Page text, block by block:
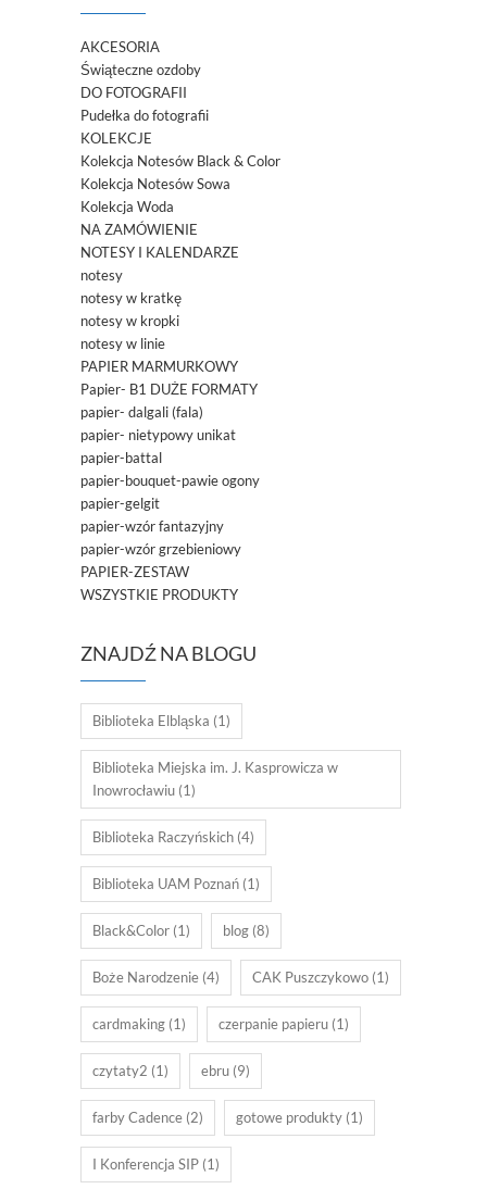
AKCESORIA
Świąteczne ozdoby
DO FOTOGRAFII
Pudełka do fotografii
KOLEKCJE
Kolekcja Notesów Black & Color
Kolekcja Notesów Sowa
Kolekcja Woda
NA ZAMÓWIENIE
NOTESY I KALENDARZE
notesy
notesy w kratkę
notesy w kropki
notesy w linie
PAPIER MARMURKOWY
Papier- B1 DUŻE FORMATY
papier- dalgali (fala)
papier- nietypowy unikat
papier-battal
papier-bouquet-pawie ogony
papier-gelgit
papier-wzór fantazyjny
papier-wzór grzebieniowy
PAPIER-ZESTAW
WSZYSTKIE PRODUKTY
ZNAJDŹ NA BLOGU
Biblioteka Elbląska (1)
Biblioteka Miejska im. J. Kasprowicza w
Inowrocławiu (1)
Biblioteka Raczyńskich (4)
Biblioteka UAM Poznań (1)
Black&Color (1) blog (8)
Boże Narodzenie (4) CAK Puszczykowo (1)
cardmaking (1) czerpanie papieru (1)
czytaty2 (1) ebru (9)
farby Cadence (2) gotowe produkty (1)
I Konferencja SIP (1)